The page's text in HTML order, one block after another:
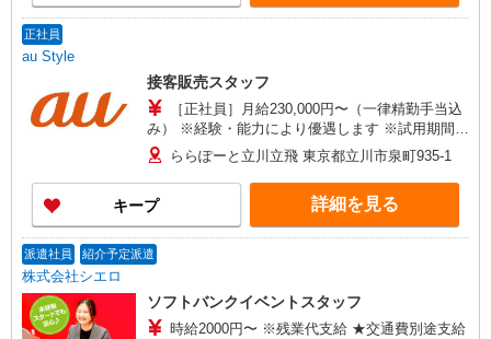
正社員
au Style
接客販売スタッフ
［正社員］月給230,000円〜（一律精勤手当込
み） ※経験・能力により優遇します ※試用期間
（3ヶ月間）：試用期間中の条件変更無し
ららぽーと立川立飛 東京都立川市泉町935-1
キープ 詳細を見る
派遣社員 紹介予定派遣
株式会社シエロ
ソフトバンクイベントスタッフ
時給2000円〜 ※残業代支給 ★交通費別途支給